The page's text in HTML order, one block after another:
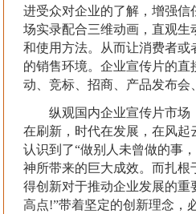
进受众对企业的了解，增强
场实录配合三维动画，直观
和使用方法。从而让消费者
的销售环境。企业宣传片的
动、竞标、招商、产品发布
纵观国内企业宣传片市场
在刷新，时代在发展，在风
认识到了“做别人未曾做的事
神所带来的巨大成效。而扎
得创新对于推动企业发展的重
高点!”带着坚定的创新理念，